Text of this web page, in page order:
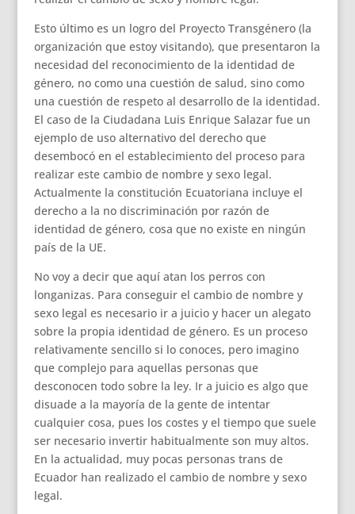
Esto último es un logro del Proyecto Transgénero (la
organización que estoy visitando), que presentaron la
necesidad del reconocimiento de la identidad de
género, no como una cuestión de salud, sino como
una cuestión de respeto al desarrollo de la identidad.
El caso de la Ciudadana Luis Enrique Salazar fue un
ejemplo de uso alternativo del derecho que
desembocó en el establecimiento del proceso para
realizar este cambio de nombre y sexo legal.
Actualmente la constitución Ecuatoriana incluye el
derecho a la no discriminación por razón de
identidad de género, cosa que no existe en ningún
país de la UE.
No voy a decir que aquí atan los perros con
longanizas. Para conseguir el cambio de nombre y
sexo legal es necesario ir a juicio y hacer un alegato
sobre la propia identidad de género. Es un proceso
relativamente sencillo si lo conoces, pero imagino
que complejo para aquellas personas que
desconocen todo sobre la ley. Ir a juicio es algo que
disuade a la mayoría de la gente de intentar
cualquier cosa, pues los costes y el tiempo que suele
ser necesario invertir habitualmente son muy altos.
En la actualidad, muy pocas personas trans de
Ecuador han realizado el cambio de nombre y sexo
legal.